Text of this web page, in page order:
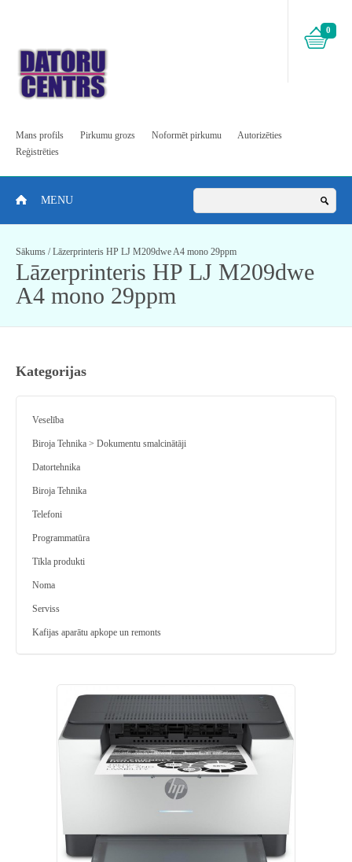
0
Mans profils Pirkumu grozs Noformēt pirkumu
Autorizēties
Reģistrēties
MENU
Sākums /Lāzerprinteris HP LJ M209dwe A4 mono 29ppm
Lāzerprinteris HP LJ M209dwe
A4 mono 29ppm
Kategorijas
Veselība
Biroja Tehnika > Dokumentu smalcinātāji
Datortehnika
Biroja Tehnika
Telefoni
Programmatūra
Tīkla produkti
Noma
Serviss
Kafijas aparātu apkope un remonts